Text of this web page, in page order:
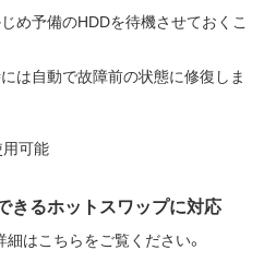
め予備のHDDを待機させておくこ
は自動で故障前の状態に修復しま
用可能
きるホットスワップに対応
細はこちらをご覧ください。